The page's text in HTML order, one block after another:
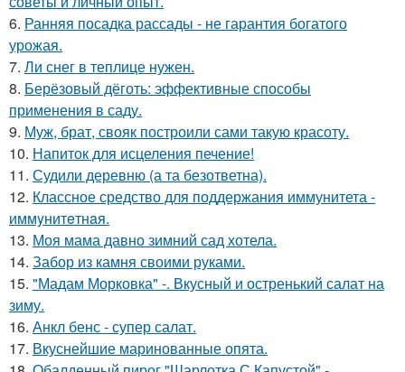
6. Ранняя посадка рассады - не гарантия богатого
урожая.
7. Ли снег в теплице нужен.
8. Берёзовый дёготь: эффективные способы
применения в саду.
9. Муж, брат, свояк построили сами такую красоту.
10. Напиток для исцеления печение!
11. Судили деревню (а та безответна).
12. Классное средство для поддержания иммунитета -
иммyнитeтнaя.
13. Моя мама давно зимний сад хотела.
14. Забор из камня своими руками.
15. "Мадам Морковка" -. Вкусный и остренький салат на
зиму.
16. Анкл бенс - супер салат.
17. Вкуснейшие маринованные опята.